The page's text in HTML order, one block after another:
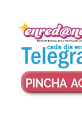
6 Ago 2026